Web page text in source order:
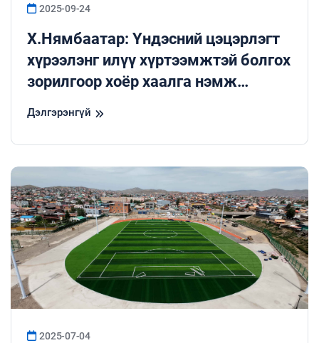
2025-09-24
Х.Нямбаатар: Үндэсний цэцэрлэгт
хүрээлэнг илүү хүртээмжтэй болгох
зорилгоор хоёр хаалга нэмж
Дэлгэрэнгүй
2025-07-04